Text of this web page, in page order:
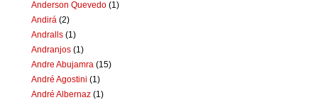
Anderson Quevedo (1)
Andirá (2)
Andralls (1)
Andranjos (1)
Andre Abujamra (15)
André Agostini (1)
André Albernaz (1)